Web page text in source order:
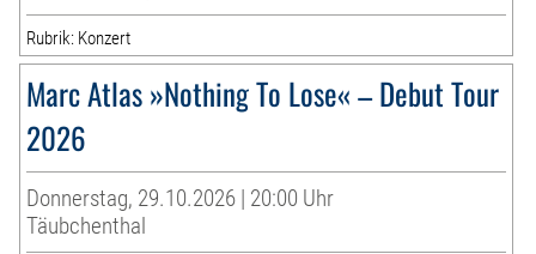
Rubrik: Konzert
Marc Atlas »Nothing To Lose« – Debut Tour
2026
Donnerstag, 29.10.2026 | 20:00 Uhr
Täubchenthal